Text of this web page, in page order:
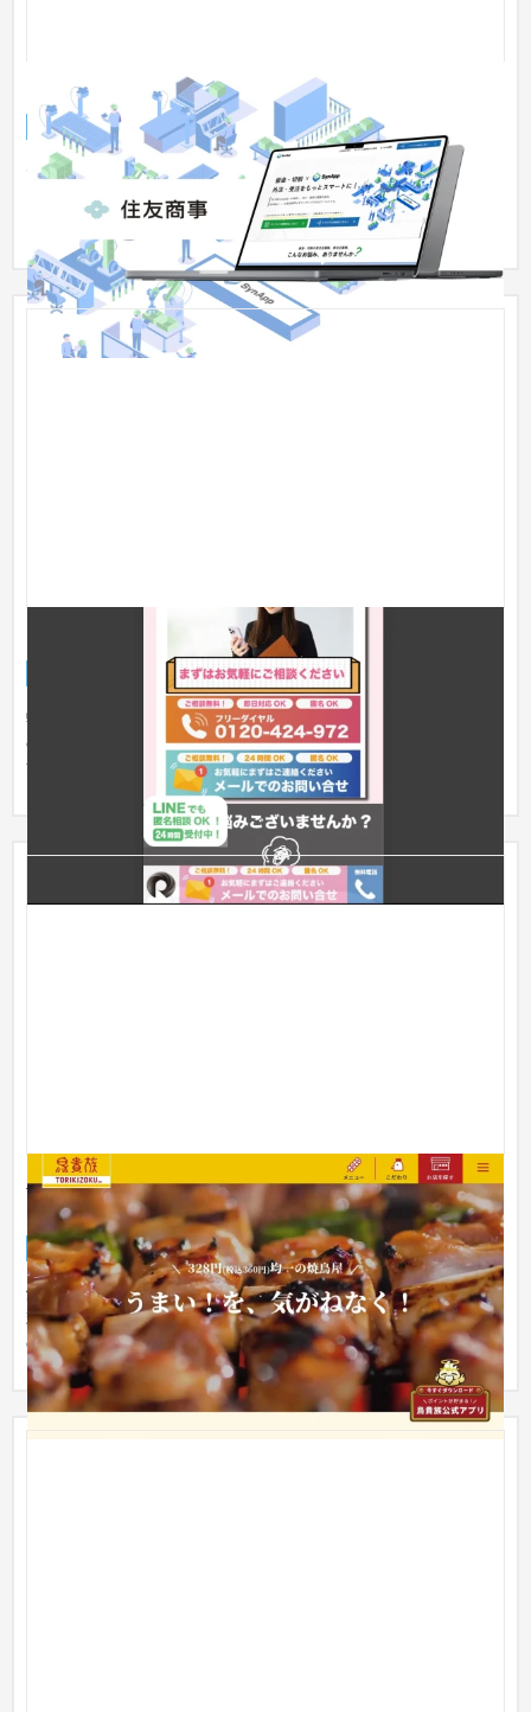
【住友商事】 — サービスサイト新規作成
スマホ・モバイルサイト 飲食店・レストラン 31〜50万円
CMSをカスタマイズし、従来の管理工数を180%削減いたしまし
た。 また、短納期での依頼だったため、ヒアリング・デザイ
ン・構築...
リバース探偵事務所LP（モバイル特化型サイト）
IT・Webサービス 〜30万円
弊社業務提携先の会社様のLPデザインになります。 コチラのLP
のGoogle広告運用も現在行なっている知見も活かし、他LPにも
活用可...
居酒屋チェーン鳥貴族様 スマホ・モバイル版公式サ
イト
スマホ・モバイルサイト 飲食店・レストラン
焼鳥の全国チェーンでお馴染みの「鳥貴族」様のモバイル版公
式サイトを構築・保守。 本部・店舗向けに店舗情報や新着情報
の管理...